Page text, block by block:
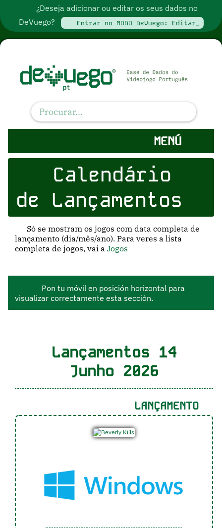
¿Deseja adicionar ou editar os seus dados no
DeVuego?
Entrar no MODO DeVuego: Editar_
MENÚ
Calendário
de Lançamentos
Só se mostram os jogos com data completa de
lançamento (dia/mês/ano). Para veres a lista
completa de jogos, vai aJogos
Pon tu móvil en posición horizontal para
visualizar correctamente esta sección.
Lançamentos 14
Junho 2026
LANÇAMENTO